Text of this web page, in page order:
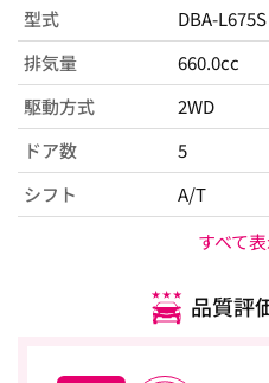
型式
DBA-L675S
排気量
660.0cc
駆動方式
2WD
ドア数
5
シフト
A/T
すべて
品質評